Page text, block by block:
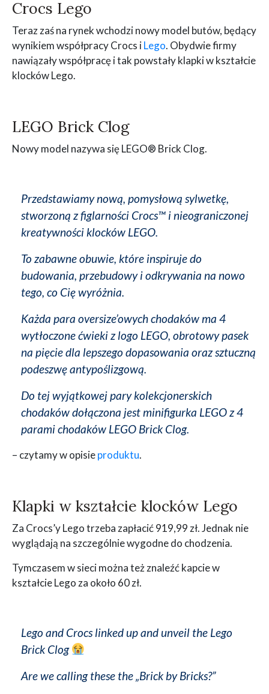
Crocs Lego
Teraz zaś na rynek wchodzi nowy model butów, będący
wynikiem współpracy Crocs iLego. Obydwie firmy
nawiązały współpracę i tak powstały klapki w kształcie
klocków Lego.
LEGO Brick Clog
Nowy model nazywa się LEGO® Brick Clog.
Przedstawiamy nową, pomysłową sylwetkę,
stworzoną z figlarności Crocs™ i nieograniczonej
kreatywności klocków LEGO.
To zabawne obuwie, które inspiruje do
budowania, przebudowy i odkrywania na nowo
tego, co Cię wyróżnia.
Każda para oversize’owych chodaków ma 4
wytłoczone ćwieki z logo LEGO, obrotowy pasek
na pięcie dla lepszego dopasowania oraz sztuczną
podeszwę antypoślizgową.
Do tej wyjątkowej pary kolekcjonerskich
chodaków dołączona jest minifigurka LEGO z 4
parami chodaków LEGO Brick Clog.
– czytamy w opisieproduktu.
Klapki w kształcie klocków Lego
Za Crocs’y Lego trzeba zapłacić 919,99 zł. Jednak nie
wyglądają na szczególnie wygodne do chodzenia.
Tymczasem w sieci można też znaleźć kapcie w
kształcie Lego za około 60 zł.
Lego and Crocs linked up and unveil the Lego
Brick Clog
Are we calling these the „Brick by Bricks?”